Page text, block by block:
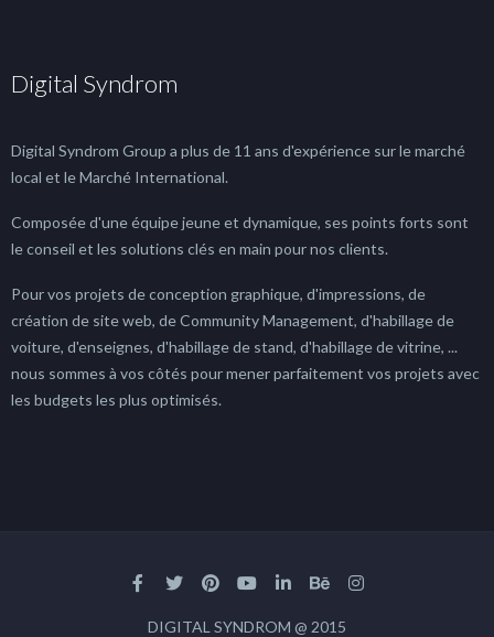
Digital Syndrom
Digital Syndrom Group a plus de 11 ans d'expérience sur le marché
local et le Marché International.
Composée d'une équipe jeune et dynamique, ses points forts sont
le conseil et les solutions clés en main pour nos clients.
Pour vos projets de conception graphique, d'impressions, de
création de site web, de Community Management, d'habillage de
voiture, d'enseignes, d'habillage de stand, d'habillage de vitrine, ...
nous sommes à vos côtés pour mener parfaitement vos projets avec
les budgets les plus optimisés.
DIGITAL SYNDROM @ 2015